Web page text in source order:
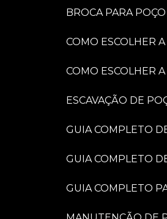
BROCA PARA
COMO ESCOLHER
COMO ESCOLHER
ESCAVAÇÃO DE
GUIA COMPLETO
GUIA COMPLETO
GUIA COMPLETO